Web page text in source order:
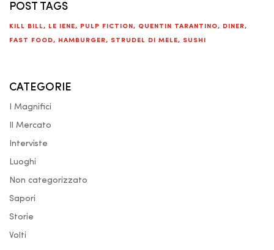
POST TAGS
KILL BILL, LE IENE, PULP FICTION , QUENTIN TARANTINO, DINER,
FAST FOOD, HAMBURGER, STRUDEL DI MELE, SUSHI
CATEGORIE
I Magnifici
Il Mercato
Interviste
Luoghi
Non categorizzato
Sapori
Storie
Volti